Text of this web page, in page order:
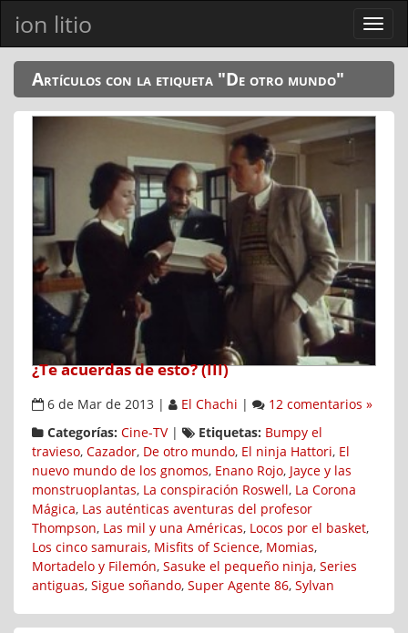
ion litio
Ver
menú
Artículos con la etiqueta "De otro mundo"
¿Te acuerdas de esto? (III)
6 de Mar de 2013 El Chachi
12 comentarios »
Categorías: Cine-TV| Etiquetas: Bumpy el
travieso, Cazador, De otro mundo, El ninja Hattori, El
nuevo mundo de los gnomos, Enano Rojo, Jayce y las
monstruoplantas, La conspiración Roswell , La Corona
Mágica, Las auténticas aventuras del profesor
Thompson, Las mil y una Américas, Locos por el basket,
Los cinco samurais, Misfits of Science, Momias,
Mortadelo y Filemón, Sasuke el pequeño ninja, Series
antiguas, Sigue soñando, Super Agente 86, Sylvan